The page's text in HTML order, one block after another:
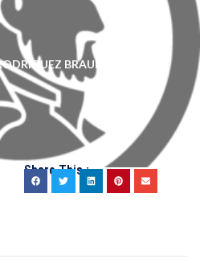
BRAUN
Share This :